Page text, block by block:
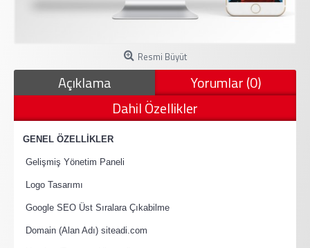
Resmi Büyüt
Açıklama
Yorumlar (0)
Dahil Özellikler
GENEL ÖZELLİKLER
Gelişmiş Yönetim Paneli
Logo Tasarımı
Google SEO Üst Sıralara Çıkabilme
Domain (Alan Adı) siteadi.com